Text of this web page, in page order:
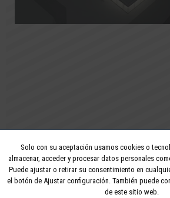
2026 - Todos los derechos
Aviso legal Privacidad
Solo con su aceptación usamos cookies o
almacenar, acceder y procesar datos personales
Puede ajustar o retirar su consentimiento en
el botón de Ajustar configuración. También puede
de este sitio web.